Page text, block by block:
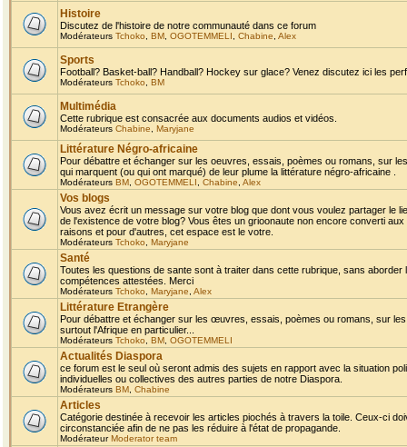
Histoire
Discutez de l'histoire de notre communauté dans ce forum
Modérateurs Tchoko BM OGOTEMMELI Chabine Alex
Sports
Football? Basket-ball? Handball? Hockey sur glace? Venez discutez ici les
Modérateurs Tchoko BM
Multimédia
Cette rubrique est consacrée aux documents audios et vidéos.
Modérateurs Chabine Maryjane
Littérature Négro-africaine
Pour débattre et échanger sur les oeuvres, essais, poèmes ou romans, sur
qui marquent (ou qui ont marqué) de leur plume la littérature négro-africaine .
Modérateurs BM OGOTEMMELI Chabine Alex
Vos blogs
Vous avez écrit un message sur votre blog que dont vous voulez partager le
de l'existence de votre blog? Vous êtes un grioonaute non encore converti
raisons et pour d'autres, cet espace est le votre.
Modérateurs Tchoko Maryjane
Santé
Toutes les questions de sante sont à traiter dans cette rubrique, sans
compétences attestées. Merci
Modérateurs Tchoko Maryjane Alex
Littérature Etrangère
Pour débattre et échanger sur les œuvres, essais, poèmes ou romans, sur
surtout l'Afrique en particulier...
Modérateurs Tchoko BM OGOTEMMELI
Actualités Diaspora
ce forum est le seul où seront admis des sujets en rapport avec la situation
individuelles ou collectives des autres parties de notre Diaspora.
Modérateurs BM Chabine
Articles
Catégorie destinée à recevoir les articles piochés à travers la toile. Ceux-ci
circonstanciée afin de ne pas les réduire à l'état de propagande.
ModérateurModerator team